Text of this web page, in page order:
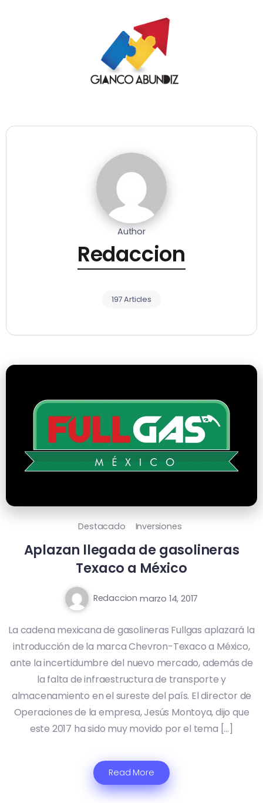
Author
Redaccion
197 Articles
Destacado Inversiones
Aplazan llegada de gasolineras
Texaco a México
Redaccion marzo 14, 2017
La cadena mexicana de gasolineras Fullgas aplazará la
introducción de la marca Chevron-Texaco a México,
ante la incertidumbre del nuevo mercado, además de
la falta de infraestructura de transporte y
almacenamiento en el sureste del país. El director de
Operaciones de la empresa, Jesús Montoya, dijo que
este 2017 ha sido muy movido por el tema […]
Read More